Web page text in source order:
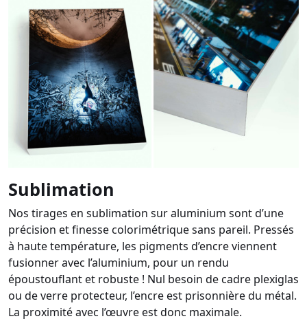
Sublimation
Nos tirages en sublimation sur aluminium sont d’une
précision et finesse colorimétrique sans pareil. Pressés
à haute température, les pigments d’encre viennent
fusionner avec l’aluminium, pour un rendu
époustouflant et robuste ! Nul besoin de cadre plexiglas
ou de verre protecteur, l’encre est prisonnière du métal.
La proximité avec l’œuvre est donc maximale.